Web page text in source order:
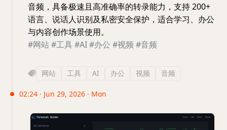
音频，具备极速且高准确率的转录能力，支持 200+
语言、说话人识别及私密安全保护，适合学习、办公
与内容创作场景使用。
#网站#工具#AI#办公 #视频 #音频
网站 工具 AI 办公 视频 音频
02:24 · Jun 29, 2026 · Mon